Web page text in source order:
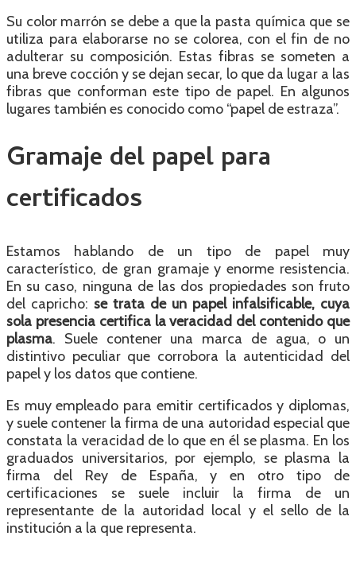
Su color marrón se debe a que la pasta química que se
utiliza para elaborarse no se colorea, con el fin de no
adulterar su composición. Estas fibras se someten a
una breve cocción y se dejan secar, lo que da lugar a las
fibras que conforman este tipo de papel. En algunos
lugares también es conocido como “papel de estraza”.
Gramaje del papel para
certificados
Estamos hablando de un tipo de papel muy
característico, de gran gramaje y enorme resistencia.
En su caso, ninguna de las dos propiedades son fruto
del capricho: se trata de un papel infalsificable, cuya
sola presencia certifica la veracidad del contenido que
plasma. Suele contener una marca de agua, o un
distintivo peculiar que corrobora la autenticidad del
papel y los datos que contiene.
Es muy empleado para emitir certificados y diplomas,
y suele contener la firma de una autoridad especial que
constata la veracidad de lo que en él se plasma. En los
graduados universitarios, por ejemplo, se plasma la
firma del Rey de España, y en otro tipo de
certificaciones se suele incluir la firma de un
representante de la autoridad local y el sello de la
institución a la que representa.